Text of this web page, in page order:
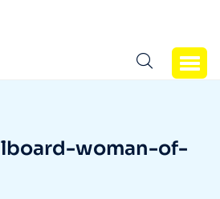
woman-of-